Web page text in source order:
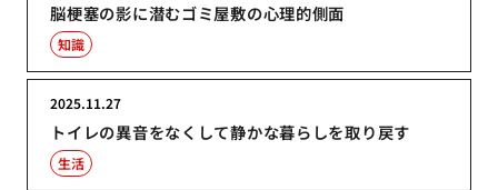
脳梗塞の影に潜むゴミ屋敷の心理的側面
知識
トイレの異音をなくして静かな暮らしを取り戻す
2025.11.27
生活